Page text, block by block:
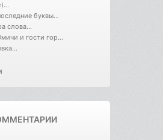
буквы...
слова...
и гости гор...